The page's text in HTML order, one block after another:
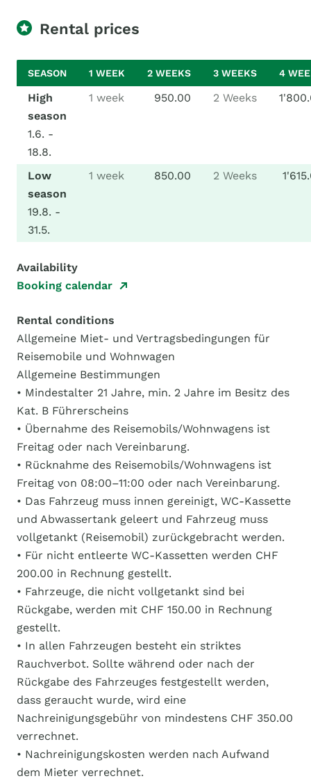
Rental prices
SEASON 1 WEEK 2 WEEKS 3 WEEKS 4
High
season
1.6. -
18.8.
1 week 950.00 2 Weeks
Low
season
19.8. -
31.5.
1 week 850.00 2 Weeks
Availability
Booking calendar
Rental conditions
Allgemeine Miet- und Vertragsbedingungen für
Reisemobile und Wohnwagen
Allgemeine Bestimmungen
• Mindestalter 21 Jahre, min. 2 Jahre im Besitz des
Kat. B Führerscheins
• Übernahme des Reisemobils/Wohnwagens ist
Freitag oder nach Vereinbarung.
• Rücknahme des Reisemobils/Wohnwagens ist
Freitag von 08:00–11:00 oder nach Vereinbarung.
• Das Fahrzeug muss innen gereinigt, WC-Kassette
und Abwassertank geleert und Fahrzeug muss
vollgetankt (Reisemobil) zurückgebracht werden.
• Für nicht entleerte WC-Kassetten werden CHF
200.00 in Rechnung gestellt.
• Fahrzeuge, die nicht vollgetankt sind bei
Rückgabe, werden mit CHF 150.00 in Rechnung
gestellt.
• In allen Fahrzeugen besteht ein striktes
Rauchverbot. Sollte während oder nach der
Rückgabe des Fahrzeuges festgestellt werden,
dass geraucht wurde, wird eine
Nachreinigungsgebühr von mindestens CHF 350.00
verrechnet.
• Nachreinigungskosten werden nach Aufwand
dem Mieter verrechnet.